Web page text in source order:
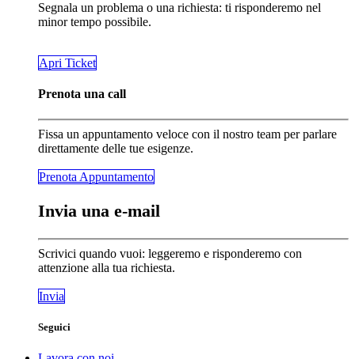
Segnala un problema o una richiesta: ti risponderemo nel
minor tempo possibile.
​​​​Apri Ticket
Prenota una call
Fissa un appuntamento veloce con il nostro team per parlare
direttamente delle tue esigenze.
Prenota Appunta​​​​mento
Invia una e-mail
Scrivici quando vuoi: leggeremo e risponderemo con
attenzione alla tua richiesta.
Invia
Seguici